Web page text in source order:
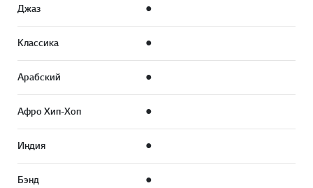
Джаз ●
Классика ●
Арабский ●
Афро Хип-Хоп ●
Индия ●
Бэнд ●